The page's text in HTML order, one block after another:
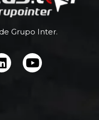
Grupo Inter.